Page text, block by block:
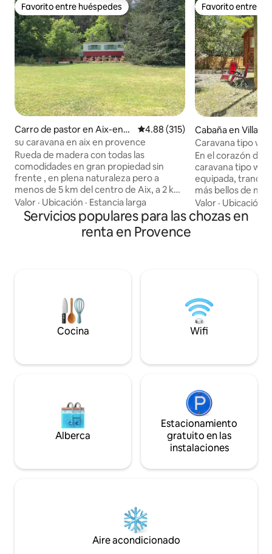
Favorito entre huéspedes
Favorito entre huéspedes
Carro de pastor en Aix-en-P
rovence
Calificación promedio: 4.88 de
4.88 (315)
su caravana en aix en provence
Rueda de madera con todas las
comodidades en gran propiedad sin
frente , en plena naturaleza pero a
menos de 5 km del centro de Aix, a 2 km
de la zona de actividad de Les Milles, a 1
km de la zona comercial ,sala de estar
cocina con TV , dormitorio con cama en
140 baño con ducha y inodoro,
Sainte Victoire donde trabajar cerca. Spa
Valor · Ubicación · Estancia larga
Favorito entre
Favorito entre
Cabaña en Villars
Caravana tipo
Luberon
En el corazón del
caravana tipo
equipada,
más bellos de
Roussillon,
provenzal
Sus vecinos: Pepito
adicional Se proporcionan sábanas y
toallas
Valor · Ubicación
Servicios populares para las chozas en
renta en Provence
Cocina Wifi
Alberca
Estacionamiento
gratuito en las
instalaciones
Aire acondicionado